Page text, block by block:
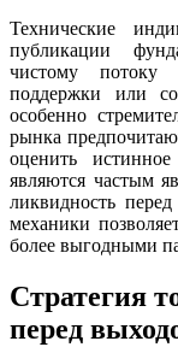
Технические
публикации
чистому потоку
поддержки или
особенно
рынка
оценить
являются частым
ликвидность
механики
более выгодными
Стратегия
перед